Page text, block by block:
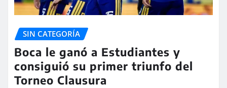
SIN CATEGORÍA
Boca le ganó a Estudiantes y
consiguió su primer triunfo del
Torneo Clausura